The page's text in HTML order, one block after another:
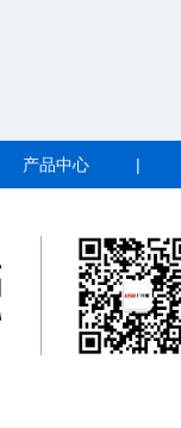
产品中心 |